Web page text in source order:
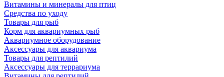
Витамины и минералы для птиц
Средства по уходу
Товары для рыб
Корм для аквариумных рыб
Аквариумное оборудование
Аксессуары для аквариума
Товары для рептилий
Аксессуары для террариума